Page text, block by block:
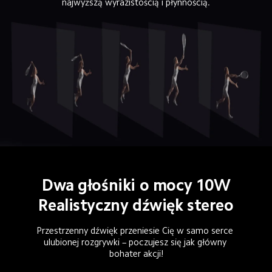
najwyższą wyrazistością i płynnością.
Dwa głośniki o mocy 10W
Realistyczny dźwięk stereo
Przestrzenny dźwięk przeniesie Cię w samo serce
ulubionej rozgrywki – poczujesz się jak główny
bohater akcji!